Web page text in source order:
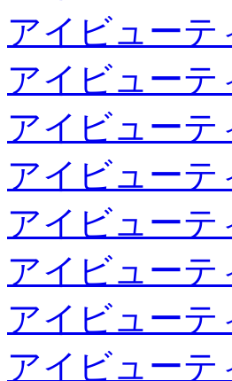
アイビュー
アイビュー
アイビュー
アイビュー
アイビュー
アイビュー
アイビュー
アイビュー